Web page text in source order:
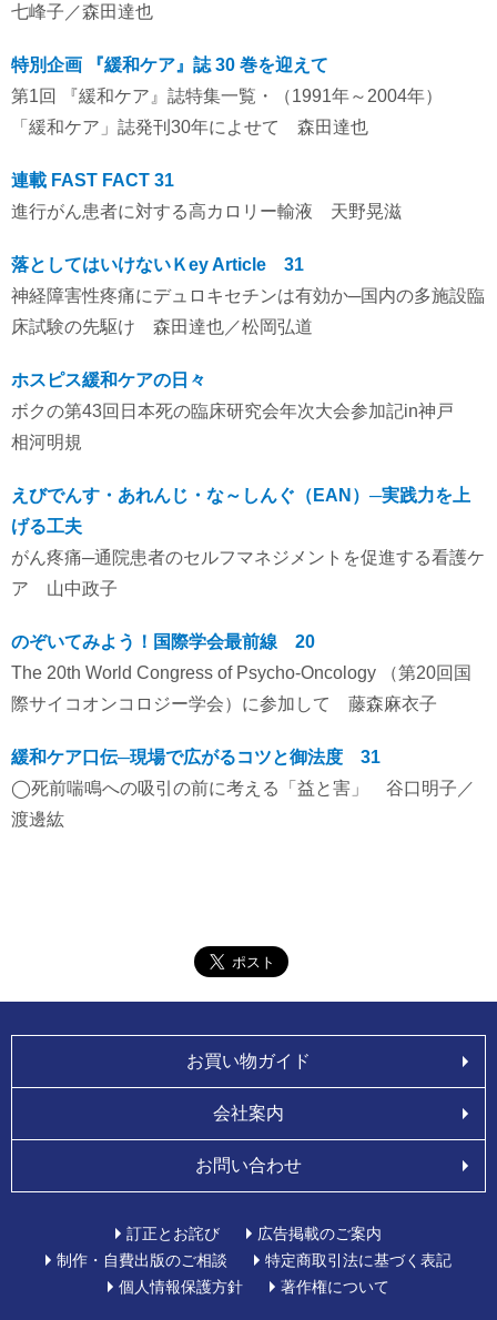
七峰子／森田達也
特別企画 『緩和ケア』誌 30 巻を迎えて
第1回 『緩和ケア』誌特集一覧・（1991年～2004年）
「緩和ケア」誌発刊30年によせて 森田達也
連載 FAST FACT 31
進行がん患者に対する高カロリー輸液 天野晃滋
落としてはいけないＫey Article 31
神経障害性疼痛にデュロキセチンは有効か─国内の多施設臨
床試験の先駆け 森田達也／松岡弘道
ホスピス緩和ケアの日々
ボクの第43回日本死の臨床研究会年次大会参加記in神戸
相河明規
えびでんす・あれんじ・な～しんぐ（EAN）─実践力を上
げる工夫
がん疼痛─通院患者のセルフマネジメントを促進する看護ケ
ア 山中政子
のぞいてみよう！国際学会最前線 20
The 20th World Congress of Psycho-Oncology （第20回国
際サイコオンコロジー学会）に参加して 藤森麻衣子
緩和ケア口伝─現場で広がるコツと御法度 31
◯死前喘鳴への吸引の前に考える「益と害」 谷口明子／
渡邊紘
お買い物ガイド
会社案内
お問い合わせ
訂正とお詫び
広告掲載のご案内
制作・自費出版のご相談
特定商取引法に基づく表記
個人情報保護方針
著作権について